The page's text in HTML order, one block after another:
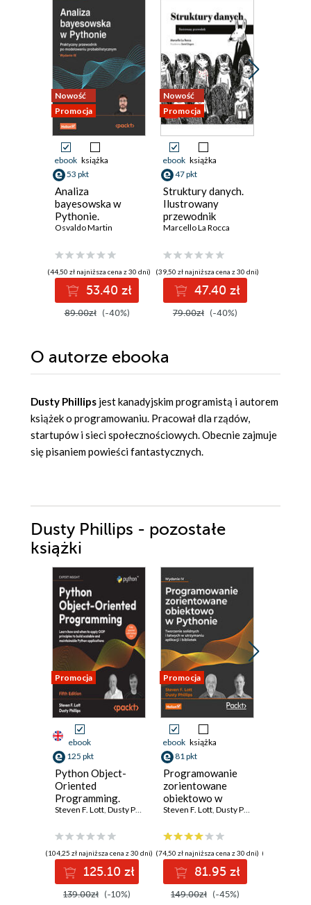
Nowość
Promocja
ebook książka
53 pkt
Analiza
bayesowska w
Pythonie.
Praktyczny
modelowaniu
probabilistycznym.
Wydanie III
Osvaldo Martin
(44,50 zł najniższa cena z 30 dni)
53.40 zł
89.00zł (-40%)
Nowość
Promocja
ebook książka
47 pkt
Struktury danych.
Ilustrowany
przewodnik
Marcello La Rocca
(39,50 zł najniższa cena z 30 dni)
47.40 zł
79.00zł (-40%)
O autorze ebooka
Dusty Phillips jest kanadyjskim programistą i autorem
książek o programowaniu. Pracował dla rządów,
startupów i sieci społecznościowych. Obecnie zajmuje
się pisaniem powieści fantastycznych.
Dusty Phillips - pozostałe
książki
Promocja
ebook
125 pkt
Python Object-
Oriented
Programming.
Learn how and
OOP principles to
build scalable and
maintainable
Python
applications - Fifth
Edition
Steven F. Lott Dusty Phillips
(104,25 zł najniższa cena z 30 dni)
125.10 zł
139.00zł (-10%)
Promocja
ebook książka
81 pkt
Programowanie
zorientowane
obiektowo w
Pythonie.
solidnych i łatwych
w utrzymaniu
aplikacji i bibliotek.
Wydanie IV
Steven F. Lott Dusty Phillips
(74,50 zł najniższa cena z 30 dni)
81.95 zł
149.00zł (-45%)
(164,25 zł